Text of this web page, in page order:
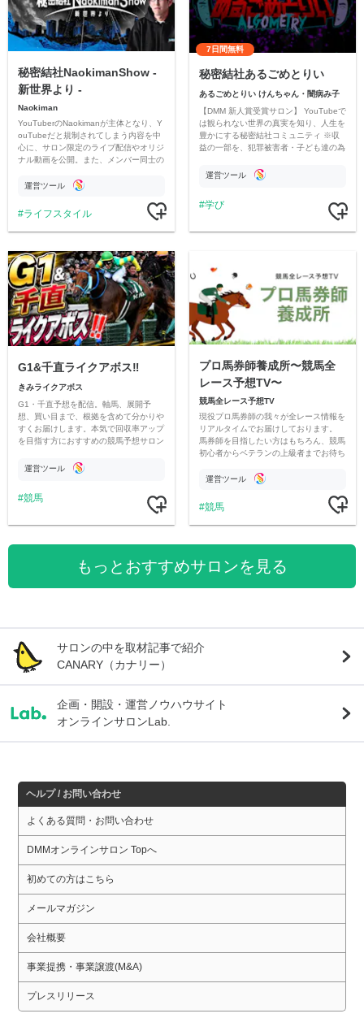
秘密結社NaokimanShow -
新世界より -
Naokiman
YouTuberのNaokimanが主体となり、Y
ouTubeだと規制されてしまう内容を中
心に、サロン限定のライブ配信やオリジ
ナル動画を公開。また、メンバー同士の
ただいています。
運営ツール
ライフスタイル
7日間無料
秘密結社あるごめとりい
あるごめとりい けんちゃん・闇病み子
【DMM 新人賞受賞サロン】 YouTubeで
は観られない世界の真実を知り、人生を
豊かにする秘密結社コミュニティ ※収
益の一部を、犯罪被害者・子ども達の為
す運営ツール
学び
G1&千直ライクアボス‼️
きみライクアボス
G1・千直予想を配信。軸馬、展開予
想、買い目まで、根拠を含めて分かりや
すくお届けします。本気で回収率アップ
を目指す方におすすめの競馬予想サロン
運営ツール
競馬
プロ馬券師養成所〜競馬全
レース予想TV〜
競馬全レース予想TV
現役プロ馬券師の我々が全レース情報を
リアルタイムでお届けしております。
馬券師を目指したい方はもちろん、競馬
初心者からベテランの上級者までお待ち
運営ツール
競馬
もっとおすすめサロンを見る
サロンの中を取材記事で紹介
CANARY（カナリー）
企画・開設・運営ノウハウサイト
オンラインサロンLab.
ヘルプ / お問い合わせ
よくある質問・お問い合わせ
DMMオンラインサロン Topへ
初めての方はこちら
メールマガジン
会社概要
事業提携・事業譲渡(M&A)
プレスリリース